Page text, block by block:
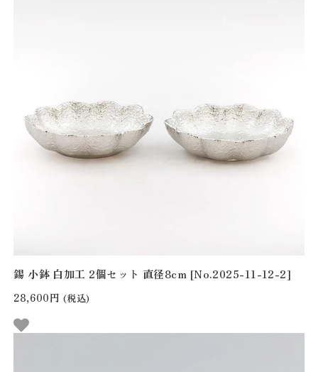
錫 小鉢 白加工 2個セット 直径8cm [No.2025-11-12-2]
28,600円 (税込)